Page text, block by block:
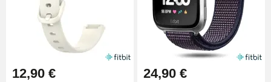
12,90 € 24,90 €